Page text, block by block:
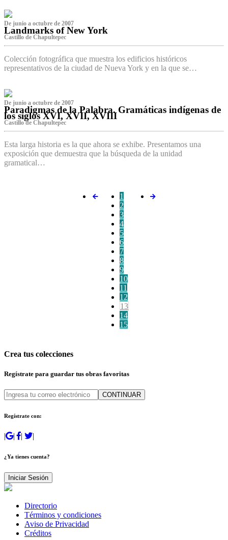
De junio a octubre de 2007
Landmarks of New York
Castillo de Chapultepec
Colección fotográfica que muestra los edificios históricos
representativos de la ciudad de Nueva York y en la que se…
De junio a octubre de 2007
Paradigmas de la Palabra. Gramáticas indígenas de
los siglos XVI, XVII, XVIII
Castillo de Chapultepec
Esta larga historia es la que ahora se exhibe. Presentamos una
exposición que demuestra que la búsqueda de la unidad
gramatical…
1
2
3
4
5
6
7
8
9
10
11
12
13
14
15
Crea tus colecciones
Regístrate para guardar tus obras favoritas
CONTINUAR
Regístrate con:
| | | |
¿Ya tienes cuenta?
Iniciar Sesión
Directorio
Términos y condiciones
Aviso de Privacidad
Créditos